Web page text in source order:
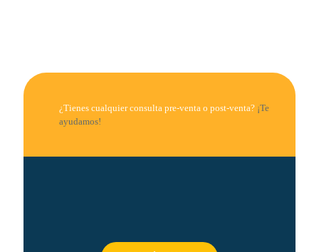
¿Tienes cualquier consulta pre-venta o post-venta? ¡Te
ayudamos!